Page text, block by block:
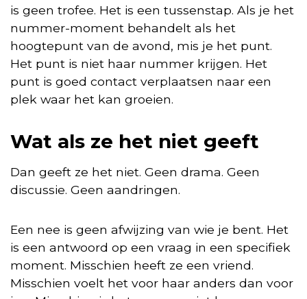
is geen trofee. Het is een tussenstap. Als je het
nummer-moment behandelt als het
hoogtepunt van de avond, mis je het punt.
Het punt is niet haar nummer krijgen. Het
punt is goed contact verplaatsen naar een
plek waar het kan groeien.
Wat als ze het niet geeft
Dan geeft ze het niet. Geen drama. Geen
discussie. Geen aandringen.
Een nee is geen afwijzing van wie je bent. Het
is een antwoord op een vraag in een specifiek
moment. Misschien heeft ze een vriend.
Misschien voelt het voor haar anders dan voor